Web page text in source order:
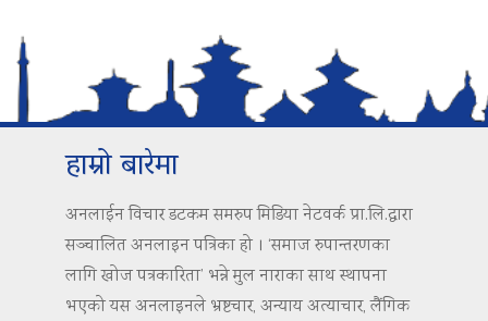
हाम्रो बारेमा
अनलाईन विचार डटकम समरुप मिडिया नेटवर्क प्रा.लि.द्वारा
सञ्चालित अनलाइन पत्रिका हो । ‘समाज रुपान्तरणका
लागि खोज पत्रकारिता’ भन्ने मुल नाराका साथ स्थापना
भएको यस अनलाइनले भ्रष्टचार, अन्याय अत्याचार, लैंगिक